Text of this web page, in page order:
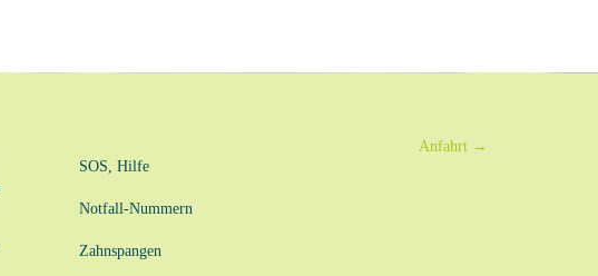
SOS, Hilfe
Notfall-Nummern
Zahnspangen
Anfahrt →